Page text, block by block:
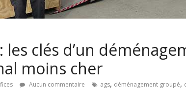
les clés d’un
moins cher
Aucun commentaire ags, déménagement groupé,